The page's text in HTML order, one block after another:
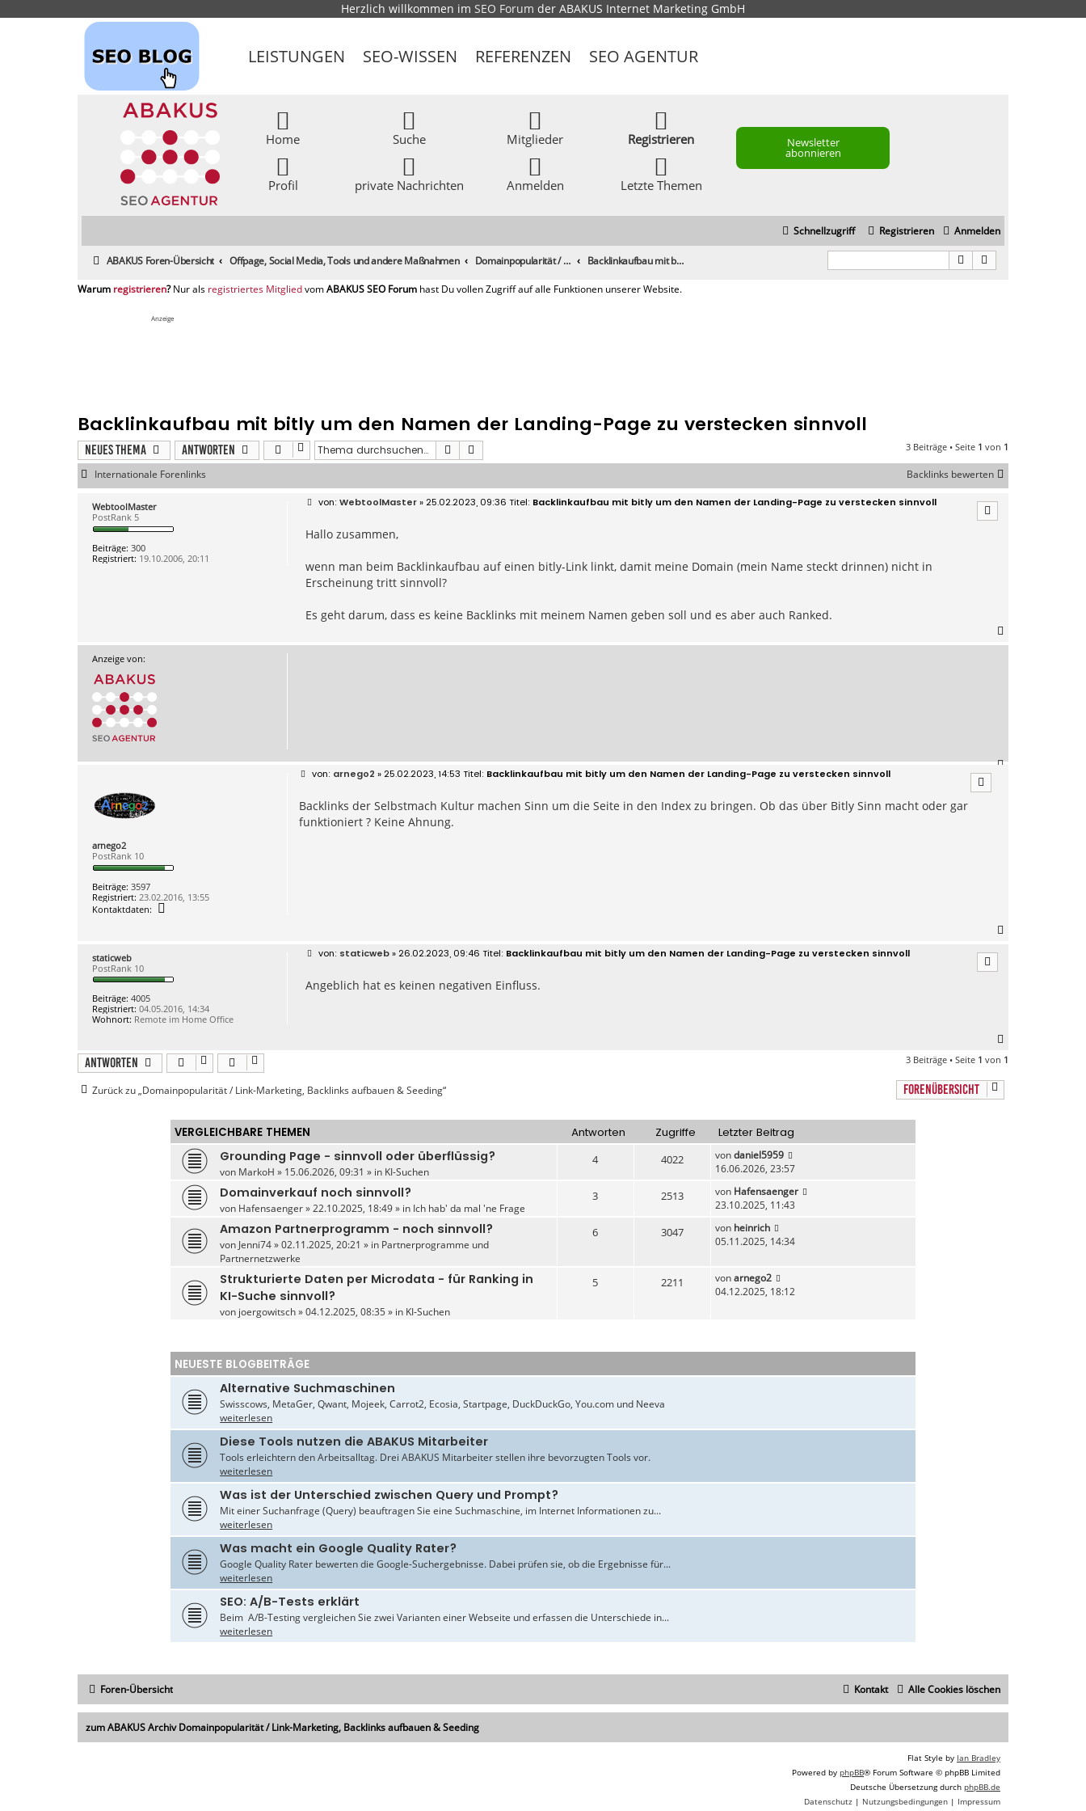
Herzlich willkommen im SEO Forum der ABAKUS Internet Marketing GmbH
LEISTUNGEN SEO-WISSEN REFERENZEN SEO AGENTUR
Home
Profil
Suche
private Nachrichten
Mitglieder
Anmelden
Registrieren
Letzte Themen
Newsletter
abonnieren
Schnellzugriff Anmelden
Registrieren
ABAKUS Foren-Übersicht Offpage, Social Media, Tools und andere Maßnahmen Domainpopularität / Link-Marketing, Backlinks aufbauen & Seeding Backlinkaufbau mit bitly um den Namen der Landing-Page zu verstecken sinnvoll
registrieren registriertes Mitglied
Anzeige
Backlinkaufbau mit bitly um den Namen der Landing-Page zu verstecken sinnvoll
Neues Thema Antworten Suche 3 Beiträge • Seite 1 von 1
Internationale Forenlinks Backlinks bewerten
WebtoolMaster
PostRank 5
Beiträge: 300
Registriert: 19.10.2006, 20:11
B
t
g
WebtoolMaster» 25.02.2023, 09:36 Backlinkaufbau mit bitly um den Namen der Landing-Page zu verstecken sinnvoll
Hallo zusammen,
wenn man beim Backlinkaufbau auf einen bitly-Link linkt, damit meine Domain (mein Name steckt drinnen) nicht in
Erscheinung tritt sinnvoll?
Es geht darum, dass es keine Backlinks mit meinem Namen geben soll und es aber auch Ranked.
a
Anzeige von:
N
arnego2
PostRank 10
Beiträge: 3597
Registriert: 23.02.2016, 13:55
Kontaktdaten:
d
e
n
n
r
n
e
2
B
t
a
arnego2 » 25.02.2023, 14:53 Backlinkaufbau mit bitly um den Namen der Landing-Page zu verstecken sinnvoll
Backlinks der Selbstmach Kultur machen Sinn um die Seite in den Index zu bringen. Ob das über Bitly Sinn macht oder gar
funktioniert ? Keine Ahnung.
staticweb
PostRank 10
Beiträge: 4005
Registriert: 04.05.2016, 14:34
Wohnort: Remote im Home Office
B
t
r
staticweb» 26.02.2023, 09:46 Backlinkaufbau mit bitly um den Namen der Landing-Page zu verstecken sinnvoll
Angeblich hat es keinen negativen Einfluss.
Antworten 3 Beiträge • Seite 1 von 1
Zurück zu „Domainpopularität / Link-Marketing, Backlinks aufbauen & Seeding“ FORENÜBERSICHT
VERGLEICHBARE THEMEN Antworten Zugriffe Letzter Beitrag
Grounding Page - sinnvoll oder überflüssig?
von MarkoH » 15.06.2026, 09:31 » in KI-Suchen
4 4022 vondaniel5959
16.06.2026, 23:57
Domainverkauf noch sinnvoll?
von Hafensaenger» 22.10.2025, 18:49 » in Ich hab' da mal 'ne Frage
3 2513 von Hafensaenger
23.10.2025, 11:43
Amazon Partnerprogramm - noch sinnvoll?
von Jenni74» 02.11.2025, 20:21 » in Partnerprogramme und
Partnernetzwerke
6 3047 von heinrich
05.11.2025, 14:34
Strukturierte Daten per Microdata - für Ranking in
KI-Suche sinnvoll?
von joergowitsch» 04.12.2025, 08:35 » in KI-Suchen
5 2211 vonarnego2
04.12.2025, 18:12
NEUESTE BLOGBEITRÄGE
Alternative Suchmaschinen
Swisscows, MetaGer, Qwant, Mojeek, Carrot2, Ecosia, Startpage, DuckDuckGo, You.com und Neeva
weiterlesen
Diese Tools nutzen die ABAKUS Mitarbeiter
Tools erleichtern den Arbeitsalltag. Drei ABAKUS Mitarbeiter stellen ihre bevorzugten Tools vor.
weiterlesen
Was ist der Unterschied zwischen Query und Prompt?
Mit einer Suchanfrage (Query) beauftragen Sie eine Suchmaschine, im Internet Informationen zu...
weiterlesen
Was macht ein Google Quality Rater?
Google Quality Rater bewerten die Google-Suchergebnisse. Dabei prüfen sie, ob die Ergebnisse für...
weiterlesen
SEO: A/B-Tests erklärt
Beim A/B-Testing vergleichen Sie zwei Varianten einer Webseite und erfassen die Unterschiede in...
weiterlesen
Foren-Übersicht Alle Cookies löschen
Kontakt
zum ABAKUS Archiv Domainpopularität / Link-Marketing, Backlinks aufbauen & Seeding
Flat Style by Ian Bradley
Powered by phpBB® Forum Software © phpBB Limited
Deutsche Übersetzung durch phpBB.de
Datenschutz | Nutzungsbedingungen | Impressum